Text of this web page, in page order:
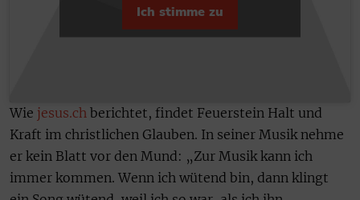
Ich stimme zu
Wie jesus.ch berichtet, findet Feuerstein Halt und
Kraft im christlichen Glauben. In seiner Musik nehme
er kein Blatt vor den Mund: „Zur Musik kann ich
immer kommen. Wenn ich wütend bin, dann klingt